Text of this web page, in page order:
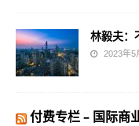
林毅夫：
2023年5
付费专栏 – 国际商